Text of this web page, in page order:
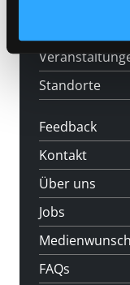
Standorte
Feedback
Kontakt
Über uns
Jobs
Medienwunsch
FAQs